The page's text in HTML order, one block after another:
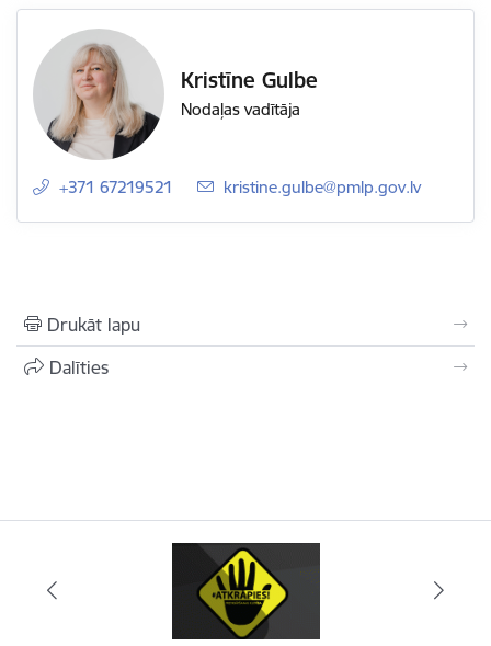
Kristīne Gulbe
Nodaļas vadītāja
+371 67219521 E-pasts:
kristine.gulbe@pmlp.gov.lv
Drukāt lapu
Dalīties